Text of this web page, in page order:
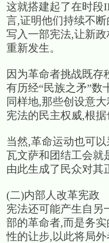
这就搭建起了在时段
言,证明他们持续不
写入一部宪法,让新
重新发生。
因为革命者挑战既
有历经“民族之矛”数
同样地,那些创设意
宪法的民主权威,根
当然,革命运动也可
瓦文萨和团结工会就
由此生成了民众对其
(二)内部人改革宪政
宪法还可能产生自另
部的革命者,而是务
性的让步,以此将局